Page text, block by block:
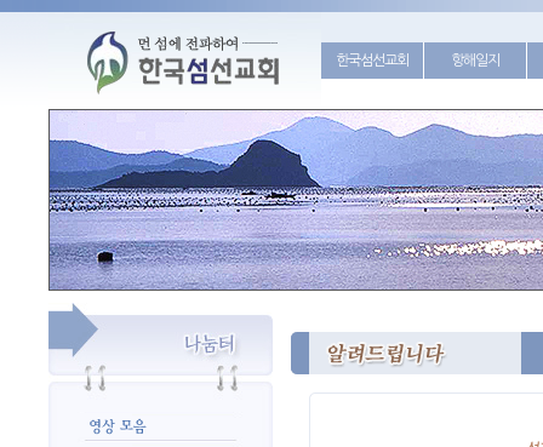
한국섬선교회 항해일지